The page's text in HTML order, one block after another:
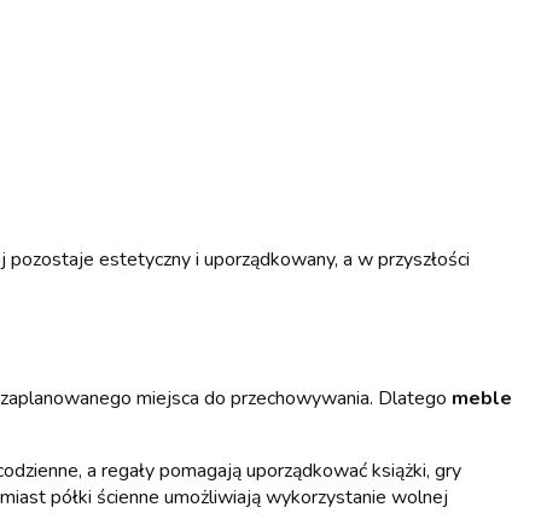
estetyczny i uporządkowany, a w przyszłości
miejsca do przechowywania. Dlatego meble
a regały pomagają uporządkować książki, gry
półki ścienne umożliwiają wykorzystanie wolnej